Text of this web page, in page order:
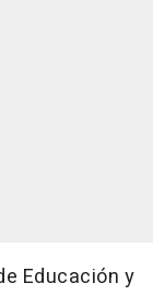
Educación y